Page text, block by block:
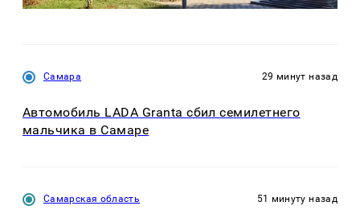
Самара 29 минут назад
Автомобиль LADA Granta сбил семилетнего
мальчика в Самаре
Самарская область 51 минуту назад